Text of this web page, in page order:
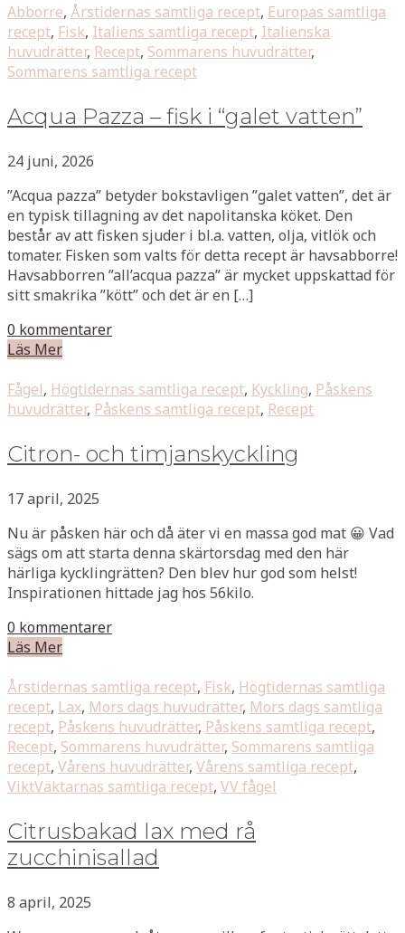
Abborre, Årstidernas samtliga recept, Europas samtliga
recept, Fisk, Italiens samtliga recept, Italienska
huvudrätter, Recept, Sommarens huvudrätter,
Sommarens samtliga recept
Acqua Pazza – fisk i “galet vatten”
24 juni, 2026
”Acqua pazza” betyder bokstavligen ”galet vatten”, det är
en typisk tillagning av det napolitanska köket. Den
består av att fisken sjuder i bl.a. vatten, olja, vitlök och
tomater. Fisken som valts för detta recept är havsabborre!
Havsabborren ”all’acqua pazza” är mycket uppskattad för
sitt smakrika ”kött” och det är en […]
0 kommentarer
Läs Mer
Fågel, Högtidernas samtliga recept, Kyckling, Påskens
huvudrätter, Påskens samtliga recept, Recept
Citron- och timjanskyckling
17 april, 2025
Nu är påsken här och då äter vi en massa god mat 😀 Vad
sägs om att starta denna skärtorsdag med den här
härliga kycklingrätten? Den blev hur god som helst!
Inspirationen hittade jag hos 56kilo.
0 kommentarer
Läs Mer
Årstidernas samtliga recept, Fisk, Högtidernas samtliga
recept, Lax, Mors dags huvudrätter, Mors dags samtliga
recept, Påskens huvudrätter, Påskens samtliga recept,
Recept, Sommarens huvudrätter, Sommarens samtliga
recept, Vårens huvudrätter, Vårens samtliga recept,
ViktVäktarnas samtliga recept, VV fågel
Citrusbakad lax med rå
zucchinisallad
8 april, 2025